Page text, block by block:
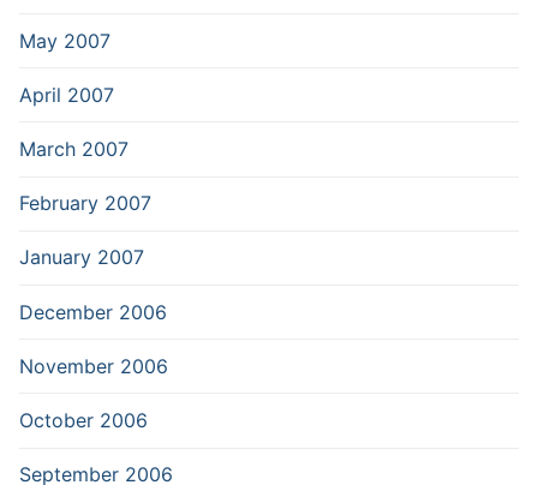
May 2007
April 2007
March 2007
February 2007
January 2007
December 2006
November 2006
October 2006
September 2006